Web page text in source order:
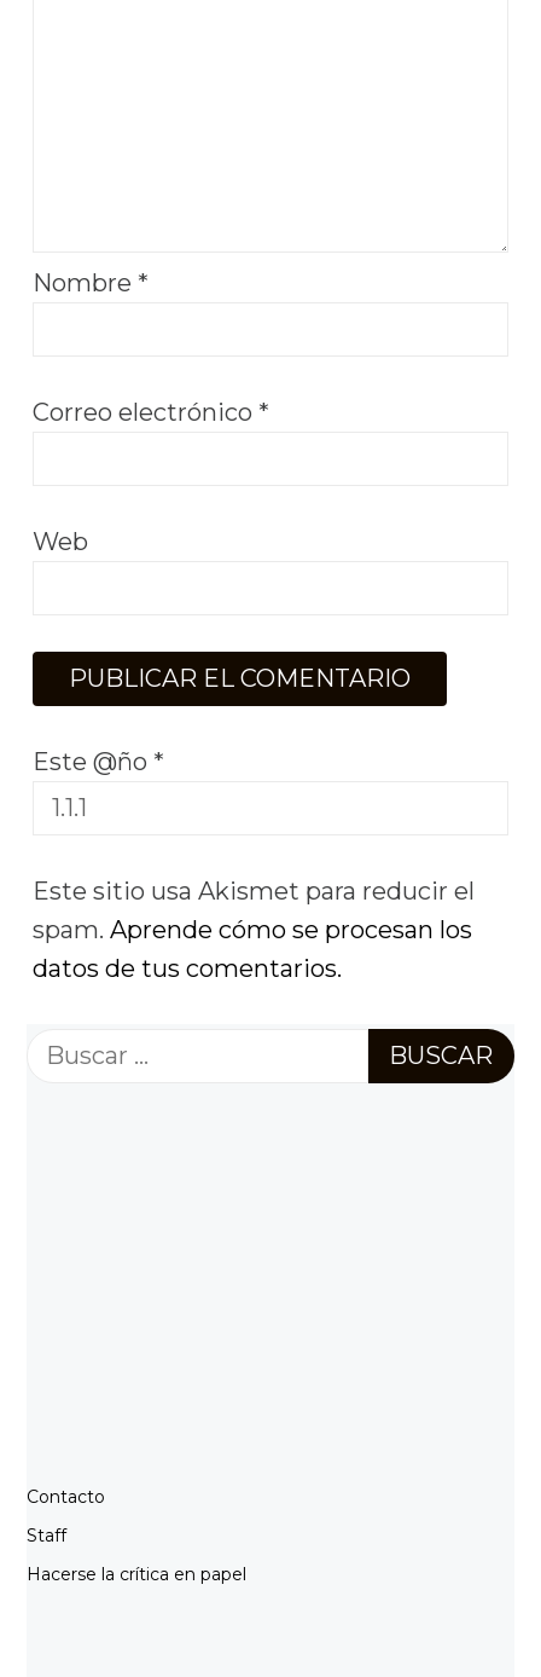
Nombre *
Correo electrónico *
Web
Este @ño *
Este sitio usa Akismet para reducir el
spam. Aprende cómo se procesan los
datos de tus comentarios.
Buscar:
Contacto
Staff
Hacerse la crítica en papel